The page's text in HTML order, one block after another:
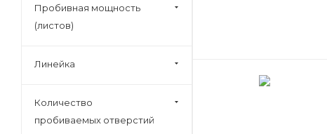
Пробивная мощность
(листов)
Линейка
Количество
пробиваемых отверстий